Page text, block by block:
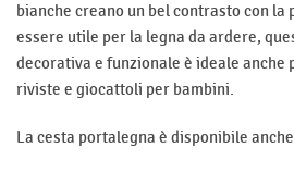
bianche creano un bel contrasto con la
essere utile per la legna da ardere,
decorativa e funzionale è ideale
riviste e giocattoli per bambini.
La cesta portalegna è disponibile